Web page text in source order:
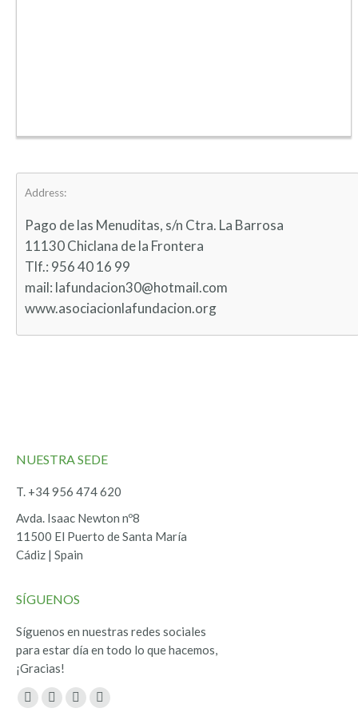
Address:
Pago de las Menuditas, s/n Ctra. La Barrosa
11130 Chiclana de la Frontera
Tlf.: 956 40 16 99
mail: lafundacion30@hotmail.com
www.asociacionlafundacion.org
NUESTRA SEDE
T. +34 956 474 620
Avda. Isaac Newton nº8
11500 El Puerto de Santa María
Cádiz | Spain
SÍGUENOS
Síguenos en nuestras redes sociales
para estar día en todo lo que hacemos,
¡Gracias!
Encuéntranos en:
Facebook
TwitterYouTubeInstagram